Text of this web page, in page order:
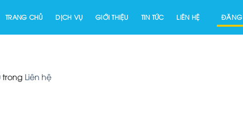
TRANG CHỦ DỊCH VỤ GIỚI THIỆU TIN TỨC LIÊN HỆ ĐĂNG
trong Liên hệ